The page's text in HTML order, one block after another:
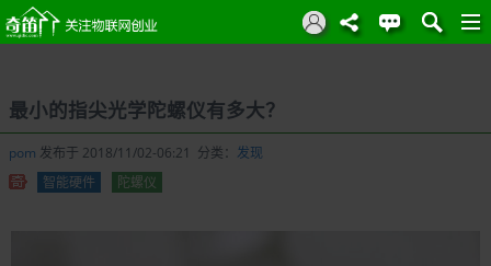
最小的指尖光学陀螺仪有多大？
pom 发布于 2018/11/02-06:21 分类： 发现
智能硬件
陀螺仪